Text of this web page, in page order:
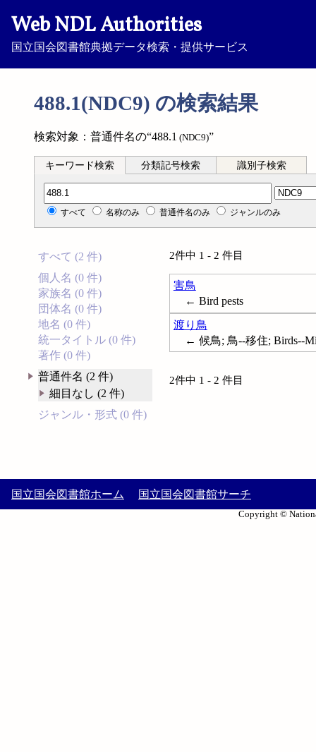
Web NDL Authorities
国立国会図書館典拠データ検索・提供サービス
488.1(NDC9) の検索結果
検索対象：普通件名の“488.1 (NDC9)”
キーワード検索 分類記号検索 識別子検索
分類記号検索
すべて 名称のみ 普通件名のみ ジャンルのみ
すべて (2 件)
個人名 (0 件)
家族名 (0 件)
団体名 (0 件)
地名 (0 件)
統一タイトル (0 件)
著作 (0 件)
普通件名 (2 件)
細目なし (2 件)
ジャンル・形式 (0 件)
2件中 1 - 2 件目
害鳥
← Bird pests
渡り鳥
← 候鳥; 鳥--移住; Birds--
2件中 1 - 2 件目
国立国会図書館ホーム 国立国会図書館サーチ
Copyright ©